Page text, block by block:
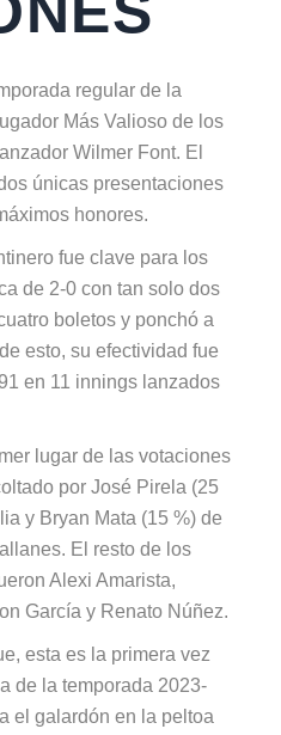
regular de la
Más Valioso de los
Wilmer Font. El
únicas presentaciones
honores.
fue clave para los
de 2-0 con tan solo dos
boletos y ponchó a
esto, su efectividad fue
en 11 innings lanzados
lugar de las votaciones
por José Pirela (25
y Bryan Mata (15 %) de
El resto de los
Alexi Amarista,
García y Renato Núñez.
esta es la primera vez
de la temporada 2023-
el galardón en la peltoa